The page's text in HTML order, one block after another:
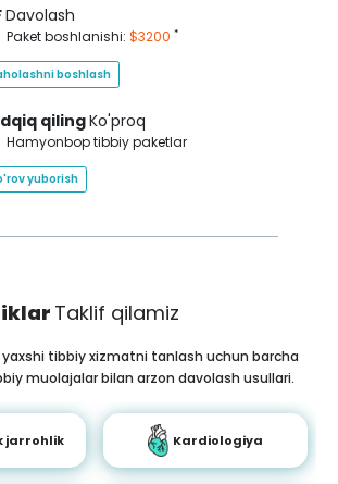
Davolash
Paket boshlanishi: $3200 *
boshlash
qilingKo'proq
Hamyonbop tibbiy paketlar
yuborish
Taklif qilamiz
tibbiy xizmatni tanlash uchun barcha
muolajalar bilan arzon davolash usullari.
jarrohlik Kardiologiya